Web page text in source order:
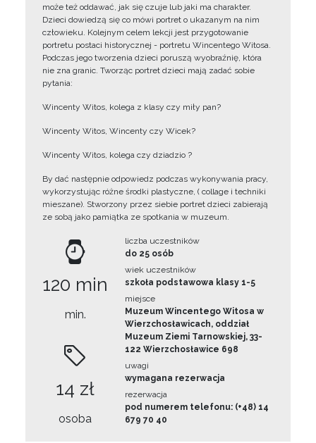
może też oddawać, jak się czuje lub jaki ma charakter.
Dzieci dowiedzą się co mówi portret o ukazanym na nim
człowieku. Kolejnym celem lekcji jest przygotowanie
portretu postaci historycznej - portretu Wincentego Witosa.
Podczas jego tworzenia dzieci poruszą wyobraźnię, która
nie zna granic. Tworząc portret dzieci mają zadać sobie
pytania:
Wincenty Witos, kolega z klasy czy miły pan?
Wincenty Witos, Wincenty czy Wicek?
Wincenty Witos, kolega czy dziadzio ?
By dać następnie odpowiedz podczas wykonywania pracy,
wykorzystując różne środki plastyczne, ( collage i techniki
mieszane). Stworzony przez siebie portret dzieci zabierają
ze sobą jako pamiątka ze spotkania w muzeum.
120 min
min.
14 zł
osoba
liczba uczestników
do 25 osób
wiek uczestników
szkoła podstawowa klasy 1-5
miejsce
Muzeum Wincentego Witosa w
Wierzchosławicach, oddział
Muzeum Ziemi Tarnowskiej, 33-
122 Wierzchosławice 698
uwagi
wymagana rezerwacja
rezerwacja
pod numerem telefonu: (+48) 14
679 70 40